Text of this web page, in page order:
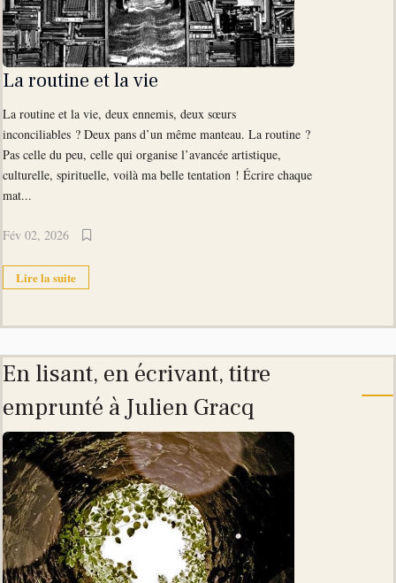
La routine et la vie
La routine et la vie, deux ennemis, deux sœurs
inconciliables ? Deux pans d’un même manteau. La routine ?
Pas celle du peu, celle qui organise l’avancée artistique,
culturelle, spirituelle, voilà ma belle tentation ! Écrire chaque
mat...
Fév 02, 2026
Lire la suite
En lisant, en écrivant, titre
emprunté à Julien Gracq